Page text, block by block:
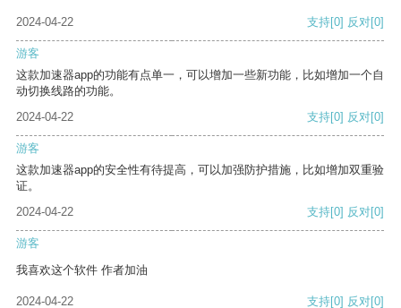
2024-04-22 支持[0] 反对[0]
游客
这款加速器app的功能有点单一，可以增加一些新功能，比如增加一个自
动切换线路的功能。
2024-04-22
支持[0] 反对[0]
游客
这款加速器app的安全性有待提高，可以加强防护措施，比如增加双重验
证。
2024-04-22
支持[0] 反对[0]
游客
我喜欢这个软件 作者加油
2024-04-22 支持[0] 反对[0]